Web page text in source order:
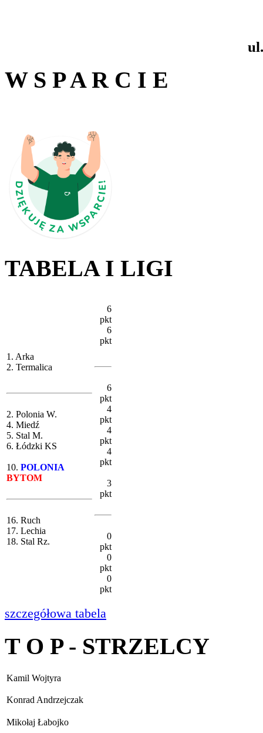
W S P A R C I E
TABELA I LIGI
1. Arka
2. Termalica
2. Polonia W.
4. Miedź
5. Stal M.
6. Łódzki KS
10. POLONIA
BYTOM
16. Ruch
17. Lechia
18. Stal Rz.
6
pkt
6
pkt
6
pkt
4
pkt
4
pkt
4
pkt
3
pkt
0
pkt
0
pkt
0
pkt
szczegółowa tabela
T O P - STRZELCY
Kamil Wojtyra
Konrad Andrzejczak
Mikołaj Łabojko